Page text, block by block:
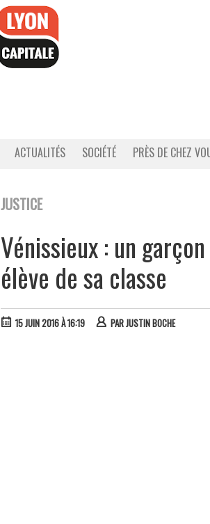
ACTUALITÉS SOCIÉTÉ PRÈS DE CHEZ
JUSTICE
Vénissieux : un
élève de sa classe
15 JUIN 2016 À 16:19 PARJUSTIN BOCHE